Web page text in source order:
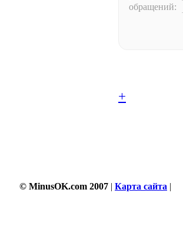
обращений:
+
© MinusOK.com 2007 | Карта сайта |